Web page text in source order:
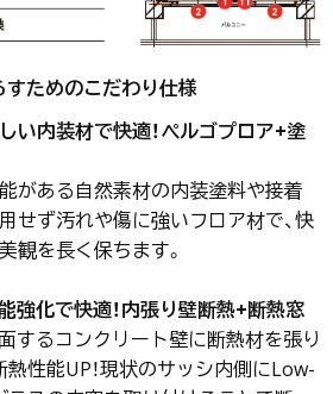
ためのこだわり仕様
い内装材で快適！ぺルゴプロア+塗
がある自然素材の内装塗料や接着
せず汚れや傷に強いフロア材で、快
観を長く保ちます。
強化で快適！内張り壁断熱+断熱窓
するコンクリート壁に断熱材を張り
熱性能UP！現状のサッシ内側にLow-